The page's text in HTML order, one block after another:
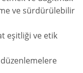
ve sürdürülebilir
eşitliği ve etik
düzenlemelere